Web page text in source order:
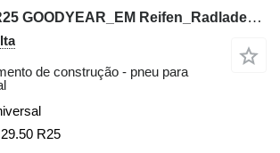
Goodyear 29.5R25 GOODYEAR_EM Reifen_Radladerreifen_Radlader
de construção - pneu para
29.50 R25